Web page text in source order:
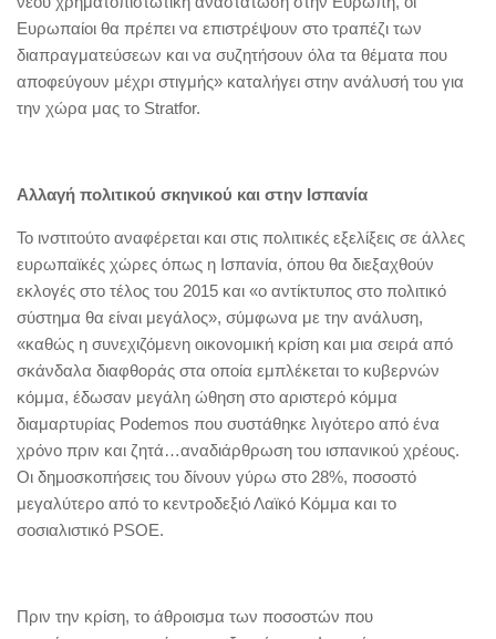
Ευρωπαίοι θα πρέπει να επιστρέψουν στο τραπέζι των
διαπραγματεύσεων και να συζητήσουν όλα τα θέματα που
αποφεύγουν μέχρι στιγμής» καταλήγει στην ανάλυσή του για
την χώρα μας το Stratfor.
Αλλαγή πολιτικού σκηνικού και στην Ισπανία
To ινστιτούτο αναφέρεται και στις πολιτικές εξελίξεις σε άλλες
ευρωπαϊκές χώρες όπως η Ισπανία, όπου θα διεξαχθούν
εκλογές στο τέλος του 2015 και «ο αντίκτυπος στο πολιτικό
σύστημα θα είναι μεγάλος», σύμφωνα με την ανάλυση,
«καθώς η συνεχιζόμενη οικονομική κρίση και μια σειρά από
σκάνδαλα διαφθοράς στα οποία εμπλέκεται το κυβερνών
κόμμα, έδωσαν μεγάλη ώθηση στο αριστερό κόμμα
διαμαρτυρίας Podemos που συστάθηκε λιγότερο από ένα
χρόνο πριν και ζητά…αναδιάρθρωση του ισπανικού χρέους.
Οι δημοσκοπήσεις του δίνουν γύρω στο 28%, ποσοστό
μεγαλύτερο από το κεντροδεξιό Λαϊκό Κόμμα και το
σοσιαλιστικό PSOE.
Πριν την κρίση, το άθροισμα των ποσοστών που